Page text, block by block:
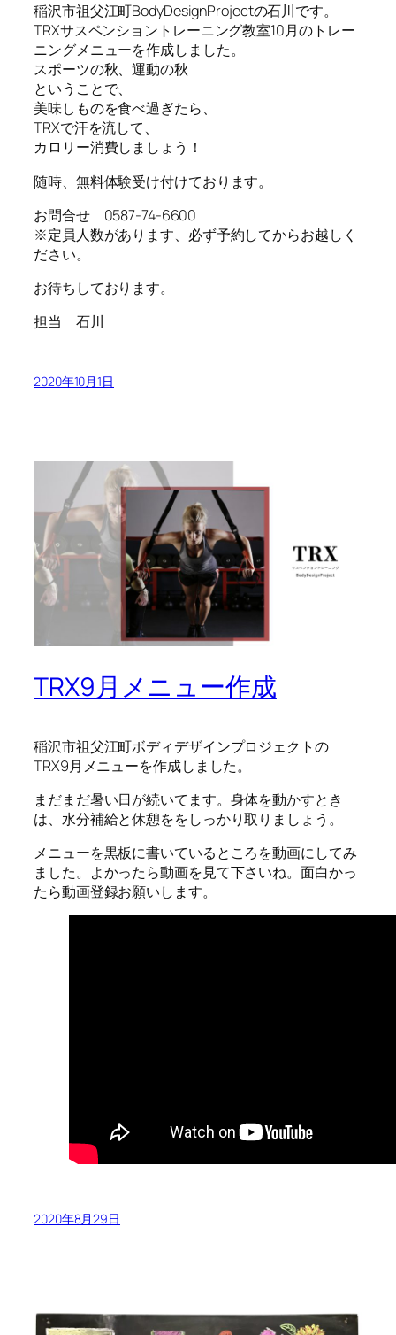
稲沢市祖父江町BodyDesignProjectの石川です。
TRXサスペンショントレーニング教室10月のトレー
ニングメニューを作成しました。
スポーツの秋、運動の秋
ということで、
美味しものを食べ過ぎたら、
TRXで汗を流して、
カロリー消費しましょう！
随時、無料体験受け付けております。
お問合せ 0587-74-6600
※定員人数があります、必ず予約してからお越しく
ださい。
お待ちしております。
担当 石川
2020年10月1日
TRX9月メニュー作成
稲沢市祖父江町ボディデザインプロジェクトの
TRX9月メニューを作成しました。
まだまだ暑い日が続いてます。身体を動かすとき
は、水分補給と休憩ををしっかり取りましょう。
メニューを黒板に書いているところを動画にしてみ
ました。よかったら動画を見て下さいね。面白かっ
たら動画登録お願いします。
2020年8月29日